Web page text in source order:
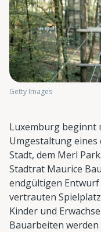
Getty Images
Luxemburg beginnt
Umgestaltung
Stadt, dem Merl
Stadtrat Maurice
endgültigen
vertrauten
Kinder und
Bauarbeiten werden